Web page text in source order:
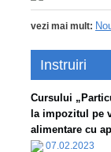
vezi mai mult:
Instruiri
Сursului
la impozitul pe
alimentare cu
07.02.2023